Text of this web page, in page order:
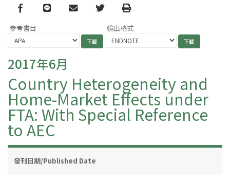
Facebook
line email TwitterPrint
參考書目 輸出格式
2017年6月
Country Heterogeneity and
Home-Market Effects under
FTA: With Special Reference
to AEC
發刊日期/Published Date